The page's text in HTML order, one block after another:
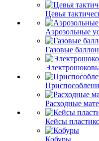
Цевья
Аэрозольные
Газовые
Расходные
Кейсы
Кобуры